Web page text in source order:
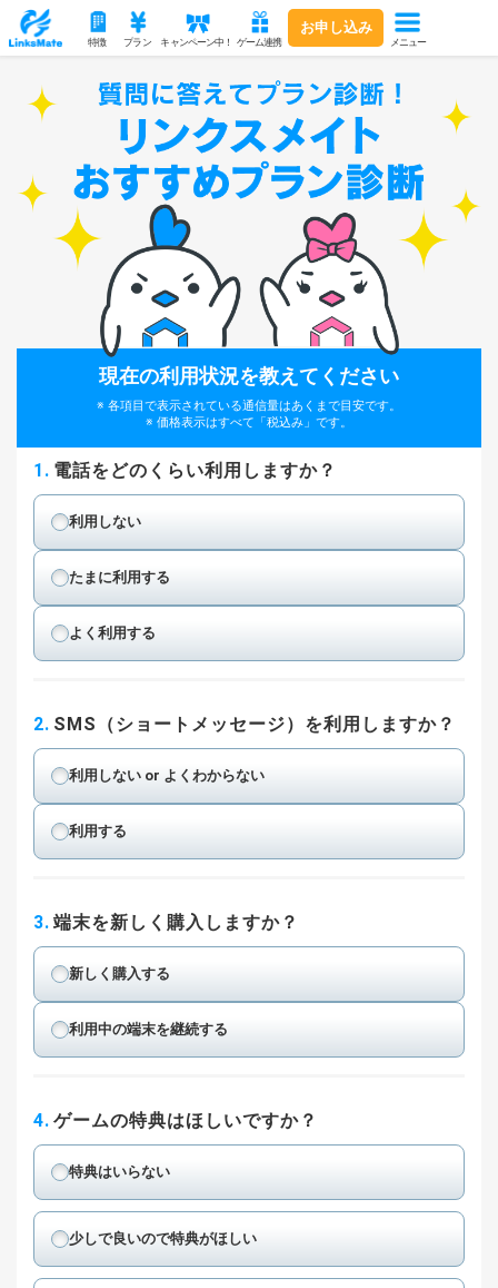
特徴 プラン キャンペーン中！ ゲーム連携
お申し込み
メニュー
現在の利用状況を教えてください
各項目で表示されている通信量はあくまで目安です。
価格表示はすべて「税込み」です。
1. 電話をどのくらい利用しますか？
利用しない
たまに利用する
よく利用する
2. SMS（ショートメッセージ）を利用しますか？
利用しない or よくわからない
利用する
3. 端末を新しく購入しますか？
新しく購入する
利用中の端末を継続する
4. ゲームの特典はほしいですか？
特典はいらない
少しで良いので特典がほしい